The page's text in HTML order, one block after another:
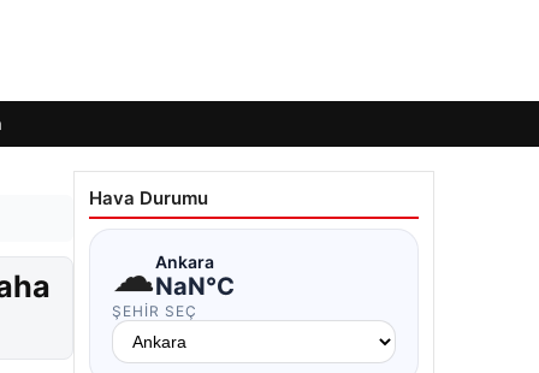
Hava Durumu
☁Ankara
NaN°C
ŞEHIR SEÇ